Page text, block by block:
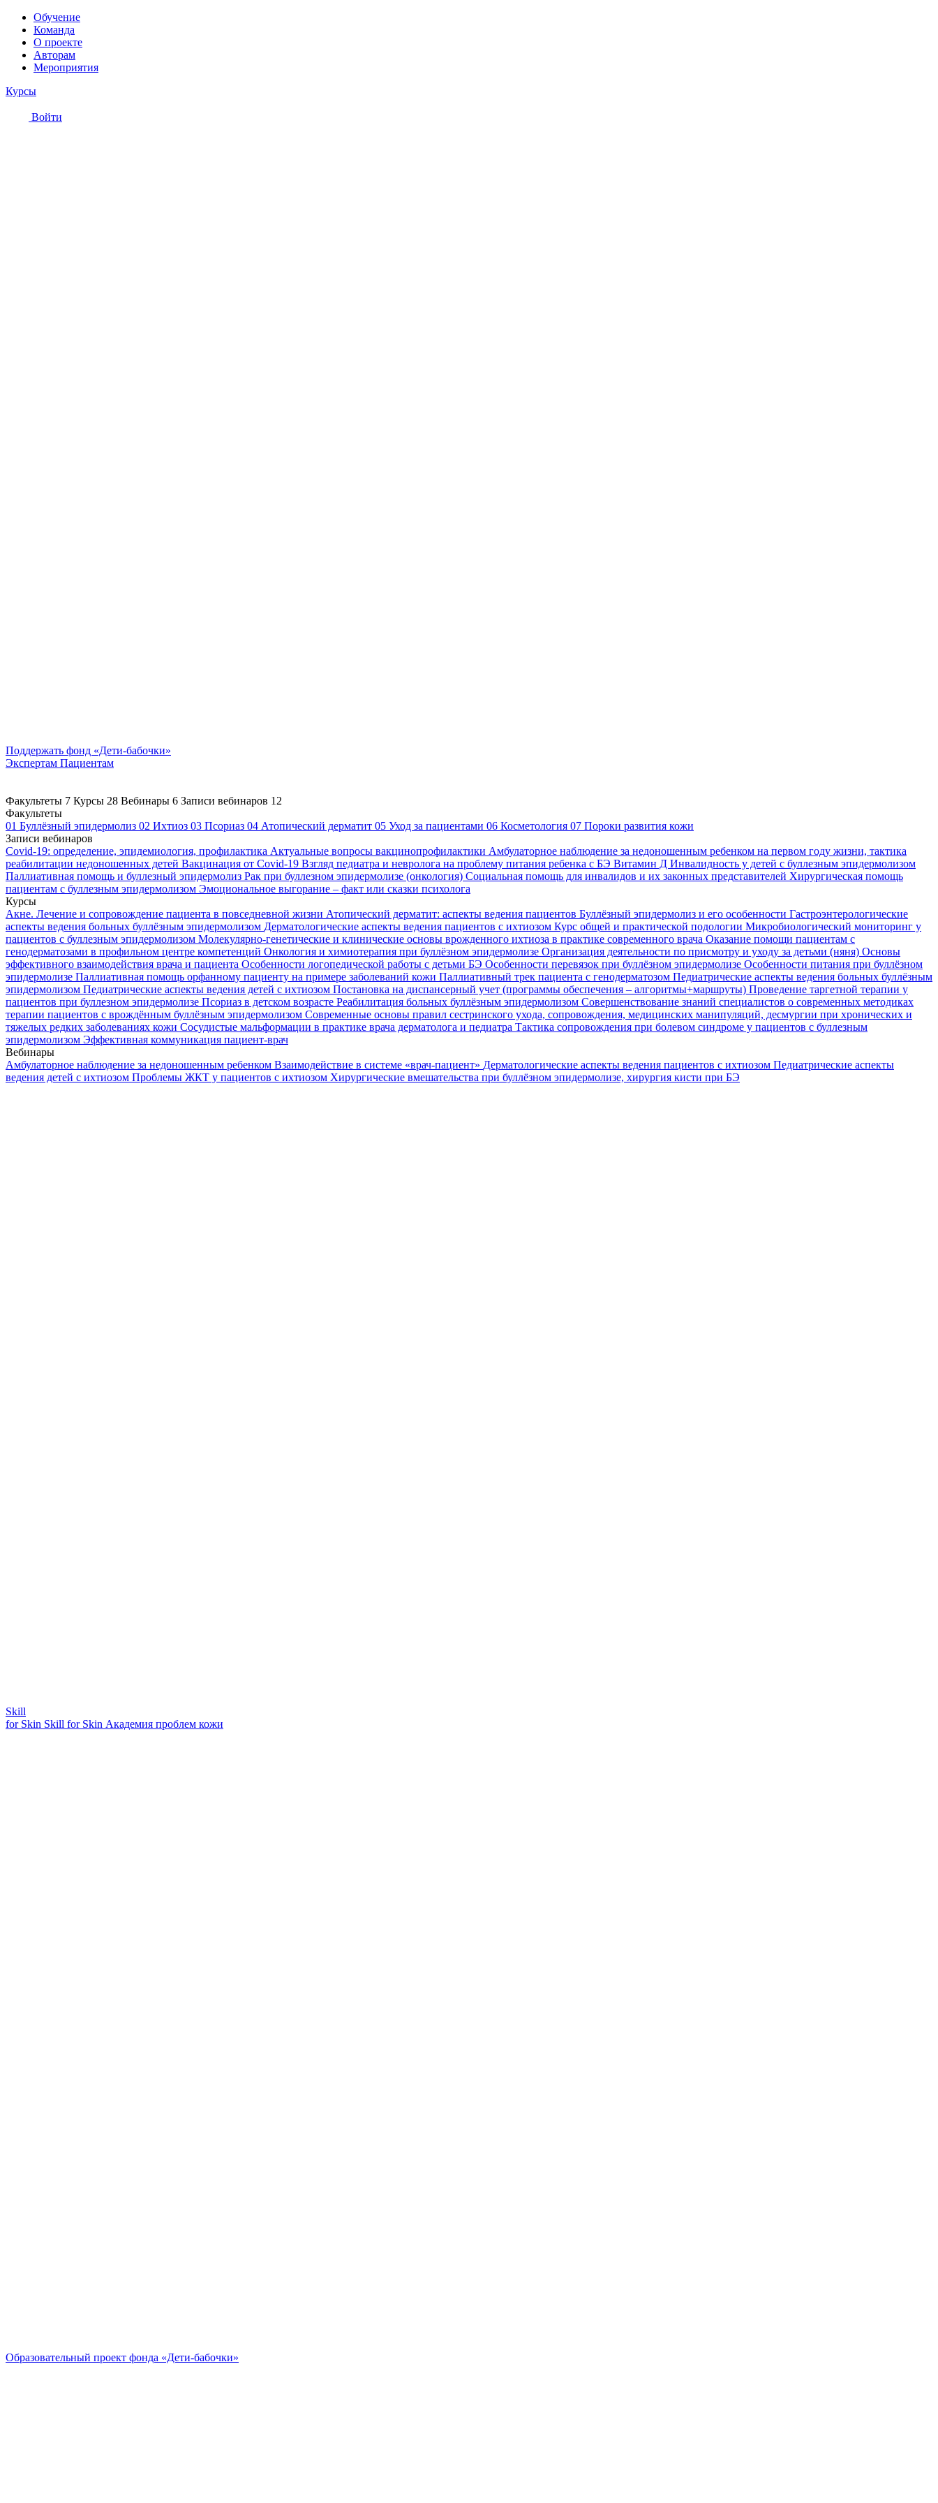
Обучение
Команда
О проекте
Авторам
Мероприятия
Курсы
Войти
Поддержать фонд «Дети-бабочки»
Экспертам Пациентам
Факультеты 7 Курсы 28 Вебинары 6 Записи вебинаров 12
Факультеты
01 Буллёзный эпидермолиз 02 Ихтиоз 03 Псориаз 04 Атопический дерматит 05 Уход за пациентами 06 Косметология 07 Пороки развития кожи
Записи вебинаров
Covid-19: определение, эпидемиология, профилактика Актуальные вопросы вакцинопрофилактики Амбулаторное наблюдение за недоношенным ребенком на первом году жизни, тактика
реабилитации недоношенных детей Вакцинация от Covid-19 Взгляд педиатра и невролога на проблему питания ребенка с БЭ Витамин Д Инвалидность у детей с буллезным эпидермолизом
Паллиативная помощь и буллезный эпидермолиз Рак при буллезном эпидермолизе (онкология) Социальная помощь для инвалидов и их законных представителей Хирургическая помощь
пациентам с буллезным эпидермолизом Эмоциональное выгорание – факт или сказки психолога
Курсы
Акне. Лечение и сопровождение пациента в повседневной жизни Атопический дерматит: аспекты ведения пациентов Буллёзный эпидермолиз и его особенности Гастроэнтерологические
аспекты ведения больных буллёзным эпидермолизом Дерматологические аспекты ведения пациентов с ихтиозом Курс общей и практической подологии Микробиологический мониторинг у
пациентов с буллезным эпидермолизом Молекулярно-генетические и клинические основы врожденного ихтиоза в практике современного врача Оказание помощи пациентам с
генодерматозами в профильном центре компетенций Онкология и химиотерапия при буллёзном эпидермолизе Организация деятельности по присмотру и уходу за детьми (няня) Основы
эффективного взаимодействия врача и пациента Особенности логопедической работы с детьми БЭ Особенности перевязок при буллёзном эпидермолизе Особенности питания при буллёзном
эпидермолизе Паллиативная помощь орфанному пациенту на примере заболеваний кожи Паллиативный трек пациента с генодерматозом Педиатрические аспекты ведения больных буллёзным
эпидермолизом Педиатрические аспекты ведения детей с ихтиозом Постановка на диспансерный учет (программы обеспечения – алгоритмы+маршруты) Проведение таргетной терапии у
пациентов при буллезном эпидермолизе Псориаз в детском возрасте Реабилитация больных буллёзным эпидермолизом Совершенствование знаний специалистов о современных методиках
терапии пациентов с врождённым буллёзным эпидермолизом Современные основы правил сестринского ухода, сопровождения, медицинских манипуляций, десмургии при хронических и
тяжелых редких заболеваниях кожи Сосудистые мальформации в практике врача дерматолога и педиатра Тактика сопровождения при болевом синдроме у пациентов с буллезным
эпидермолизом Эффективная коммуникация пациент-врач
Вебинары
Амбулаторное наблюдение за недоношенным ребенком Взаимодействие в системе «врач-пациент» Дерматологические аспекты ведения пациентов с ихтиозом Педиатрические аспекты
ведения детей с ихтиозом Проблемы ЖКТ у пациентов с ихтиозом Хирургические вмешательства при буллёзном эпидермолизе, хирургия кисти при БЭ
Skill
for Skin Skill for Skin Академия проблем кожи
Образовательный проект фонда «Дети-бабочки»